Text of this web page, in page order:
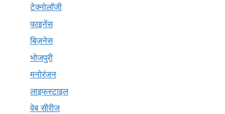
टेक्नोलॉजी
फाइनेंस
बिज़नेस
भोजपुरी
मनोरंजन
लाइफस्टाइल
वेब सीरीज